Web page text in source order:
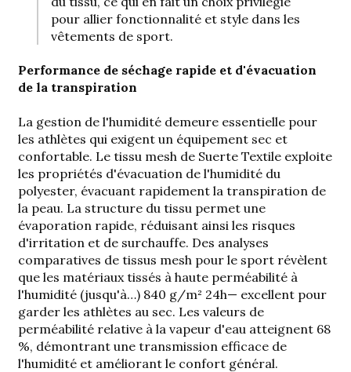
pour allier fonctionnalité et style dans les
vêtements de sport.
Performance de séchage rapide et d'évacuation
de la transpiration
La gestion de l'humidité demeure essentielle pour
les athlètes qui exigent un équipement sec et
confortable. Le tissu mesh de Suerte Textile exploite
les propriétés d'évacuation de l'humidité du
polyester, évacuant rapidement la transpiration de
la peau. La structure du tissu permet une
évaporation rapide, réduisant ainsi les risques
d'irritation et de surchauffe. Des analyses
comparatives de tissus mesh pour le sport révèlent
que les matériaux tissés à haute perméabilité à
l'humidité (jusqu'à…) 840 g/m² 24h— excellent pour
garder les athlètes au sec. Les valeurs de
perméabilité relative à la vapeur d'eau atteignent 68
%, démontrant une transmission efficace de
l'humidité et améliorant le confort général.